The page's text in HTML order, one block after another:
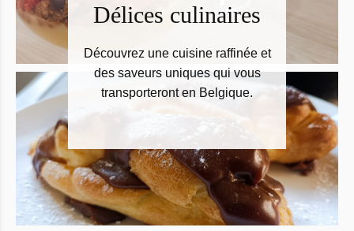
Délices culinaires
Découvrez une cuisine raffinée et
des saveurs uniques qui vous
transporteront en Belgique.